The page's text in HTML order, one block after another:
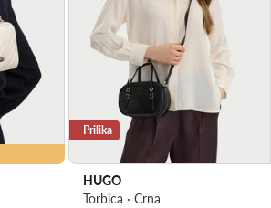
Prilika
HUGO
Torbica · Crna